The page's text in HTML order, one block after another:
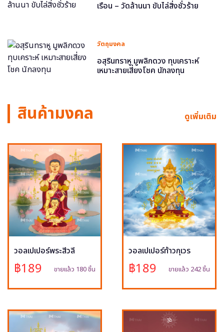
เรือน – วัดล้านนา ขับไล่สิ่งชั่วร้าย
วัตถุมงคล
อสุรินทราหู มูพลิกดวง ทุบเคราะห์
เหมาะสายเสี่ยงโชค นักลงทุน
สินค้ามงคล ดูเพิ่มเติม
วอลเปเปอร์พระสีวลี
฿189 ขายแล้ว 180 ชิ้น
วอลเปเปอร์ท้าวกุเวร
฿189 ขายแล้ว 242 ชิ้น